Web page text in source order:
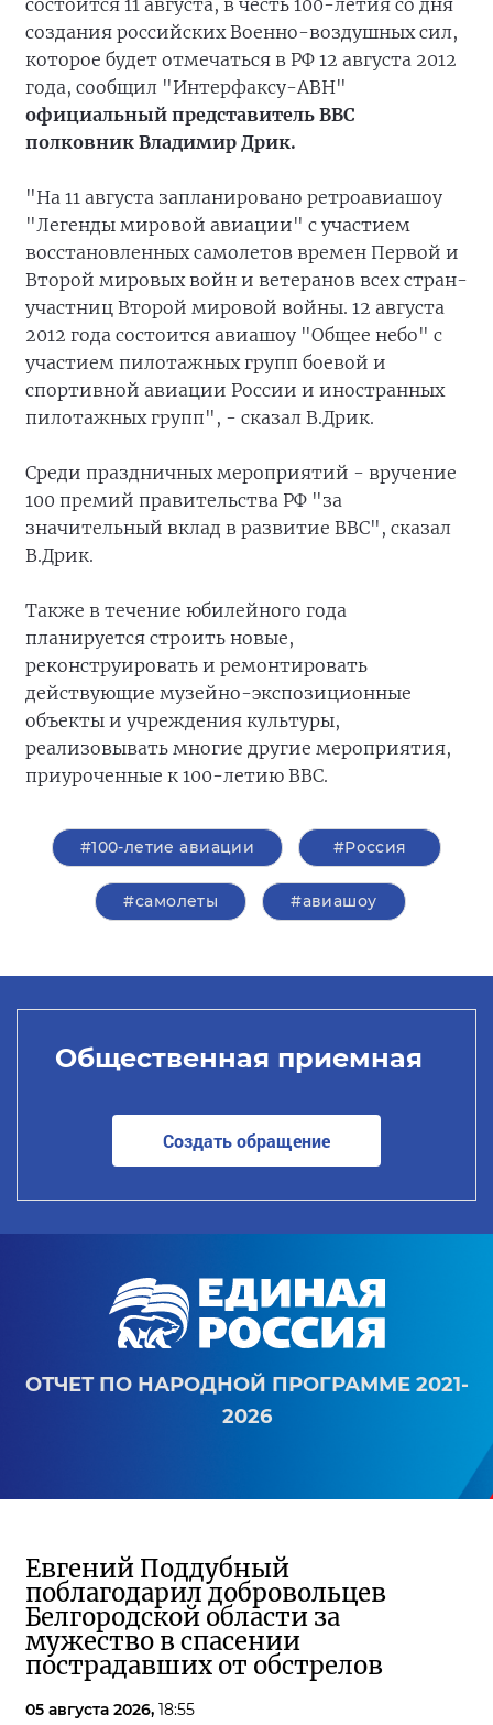
состоится 11 августа, в честь 100-летия со дня
создания российских Военно-воздушных сил,
которое будет отмечаться в РФ 12 августа 2012
года, сообщил "Интерфаксу-АВН"
официальный представитель ВВС
полковник Владимир Дрик.
"На 11 августа запланировано ретроавиашоу
"Легенды мировой авиации" с участием
восстановленных самолетов времен Первой и
Второй мировых войн и ветеранов всех стран-
участниц Второй мировой войны. 12 августа
2012 года состоится авиашоу "Общее небо" с
участием пилотажных групп боевой и
спортивной авиации России и иностранных
пилотажных групп", - сказал В.Дрик.
Среди праздничных мероприятий - вручение
100 премий правительства РФ "за
значительный вклад в развитие ВВС", сказал
В.Дрик.
Также в течение юбилейного года
планируется строить новые,
реконструировать и ремонтировать
действующие музейно-экспозиционные
объекты и учреждения культуры,
реализовывать многие другие мероприятия,
приуроченные к 100-летию ВВС.
#100-летие авиации #Россия
#самолеты #авиашоу
Общественная приемная
Создать обращение
ОТЧЕТ ПО НАРОДНОЙ ПРОГРАММЕ 2021-
2026
Евгений Поддубный
поблагодарил добровольцев
Белгородской области за
мужество в спасении
пострадавших от обстрелов
05 августа 2026, 18:55